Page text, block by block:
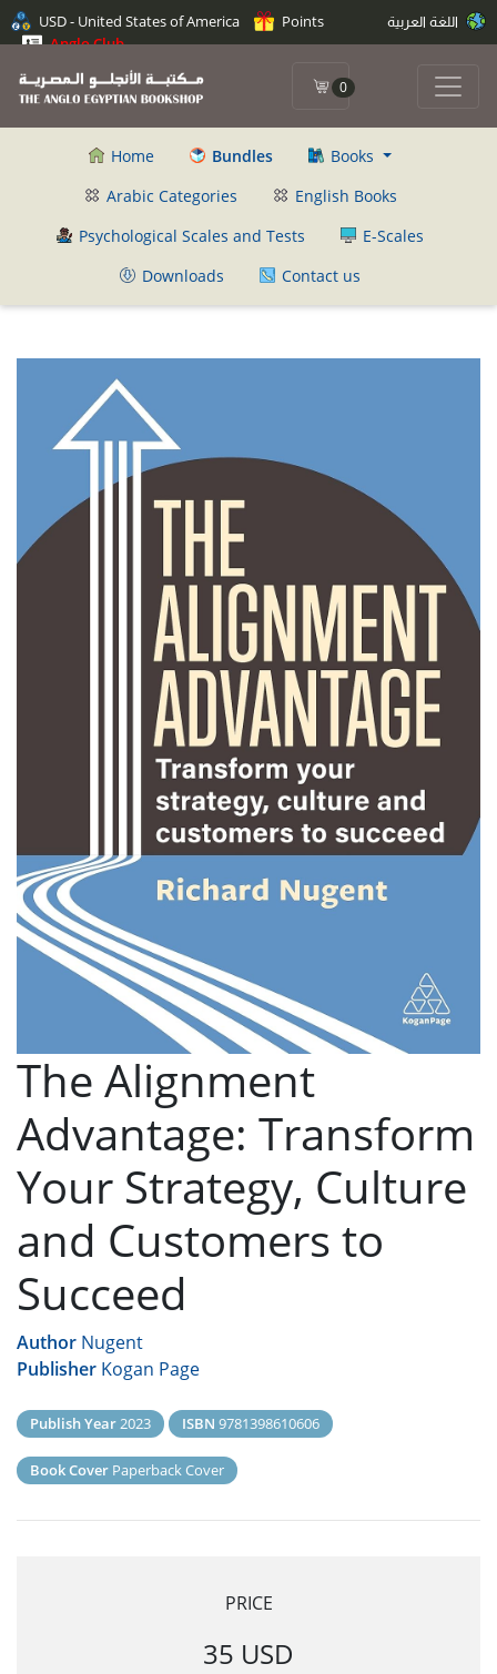
USD - United States of America
Points
Anglo Club
0
Home Bundles
Books
Arabic Categories
English Books
Psychological Scales and Tests
E-Scales
Downloads
Contact us
The Alignment
Advantage: Transform
Your Strategy, Culture
and Customers to
Succeed
Author Nugent
Publisher Kogan Page
Publish Year2023 ISBN 9781398610606
Book Cover Paperback Cover
PRICE
35 USD